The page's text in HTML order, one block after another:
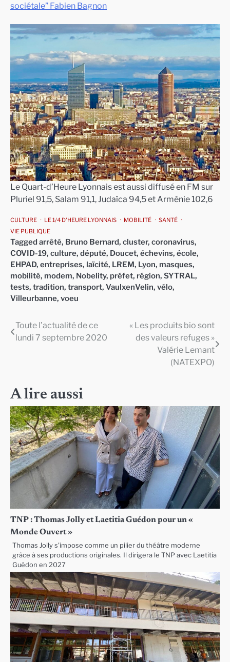
sociétale” Fabien Bagnon
Le Quart-d’Heure Lyonnais est aussi diffusé en FM sur
Pluriel 91,5, Salam 91,1, Judaïca 94,5 et Arménie 102,6
CULTURE LE 1/4 D'HEURE LYONNAIS MOBILITÉ
SANTÉ
VIE PUBLIQUE
Tagged arrêté, Bruno Bernard, cluster, coronavirus,
COVID-19, culture, député, Doucet, échevins, école,
EHPAD, entreprises, laïcité, LREM, Lyon, masques,
mobilité, modem, Nobelity, préfet, région, SYTRAL,
tests, tradition, transport, VaulxenVelin, vélo,
Villeurbanne, voeu
Navigation
Toute l’actualité de ce
lundi 7 septembre 2020
« Les produits bio sont
des valeurs refuges »
Valérie Lemant
(NATEXPO)
A lire aussi
TNP : Thomas Jolly et Laetitia Guédon pour un «
Monde Ouvert »
Thomas Jolly s’impose comme un pilier du théâtre moderne
grâce à ses productions originales. Il dirigera le TNP avec Laetitia
Guédon en 2027